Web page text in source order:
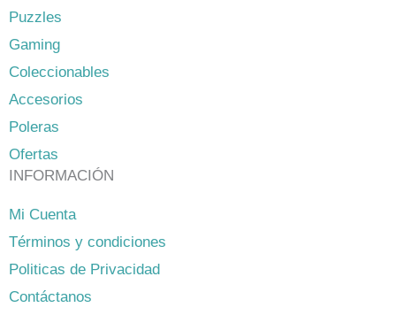
Puzzles
Gaming
Coleccionables
Accesorios
Poleras
Ofertas
INFORMACIÓN
Mi Cuenta
Términos y condiciones
Politicas de Privacidad
Contáctanos